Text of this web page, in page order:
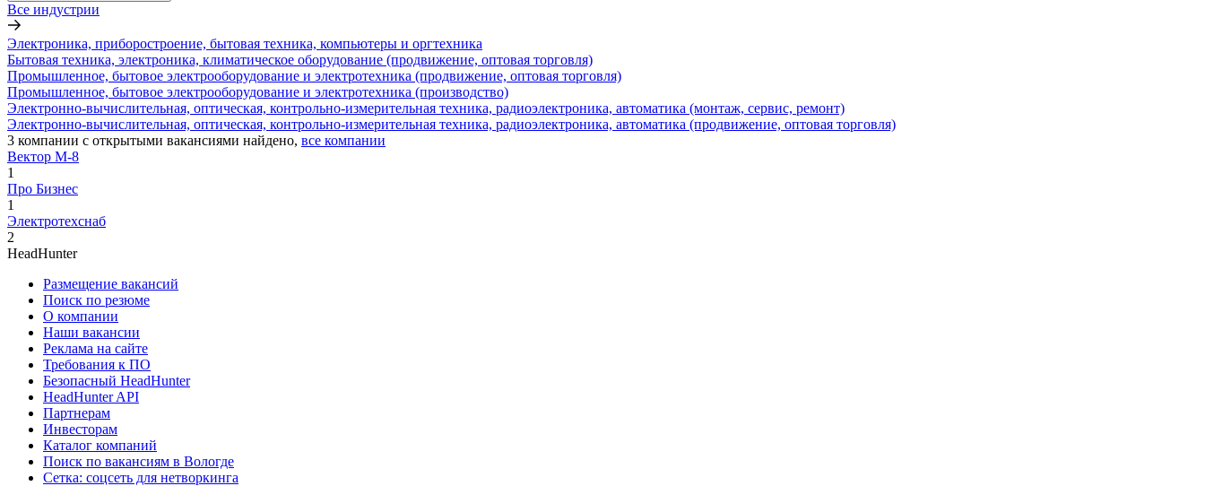
Все индустрии
Электроника, приборостроение, бытовая техника, компьютеры и оргтехника
Бытовая техника, электроника, климатическое оборудование (продвижение, оптовая торговля)
Промышленное, бытовое электрооборудование и электротехника (продвижение, оптовая торговля)
Промышленное, бытовое электрооборудование и электротехника (производство)
Электронно-вычислительная, оптическая, контрольно-измерительная техника, радиоэлектроника, автоматика (монтаж, сервис, ремонт)
Электронно-вычислительная, оптическая, контрольно-измерительная техника, радиоэлектроника, автоматика (продвижение, оптовая торговля)
3 компании с открытыми вакансиями найдено, все компании
­­­­­­Вектор М-8
1
Про Бизнес
1
Электротехснаб
2
HeadHunter
Размещение вакансий
Поиск по резюме
О компании
Наши вакансии
Реклама на сайте
Требования к ПО
Безопасный HeadHunter
HeadHunter API
Партнерам
Инвесторам
Каталог компаний
Поиск по вакансиям в Вологде
Сетка: соцсеть для нетворкинга